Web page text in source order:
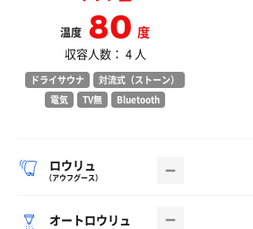
温度 80度
収容人数： 4 人
ドライサウナ
対流式（ストーン）
電気
TV無 Bluetooth
ロウリュ
（アウフグース）
オートロウリュ